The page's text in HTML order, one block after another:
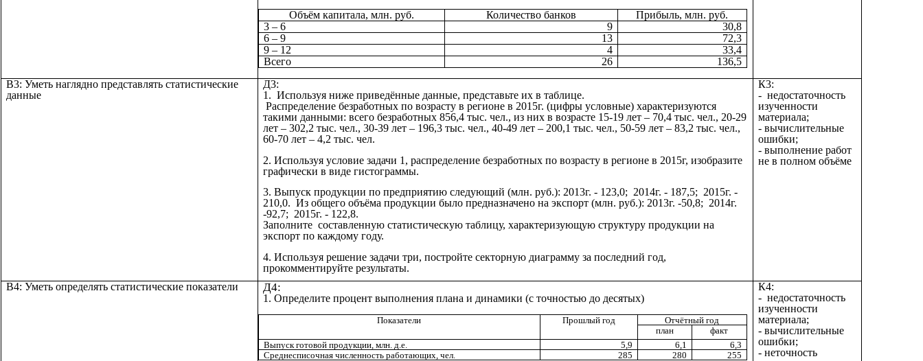
Объём капитала, млн. руб.
Количество банков
Прибыль, млн. руб.
3 – 6
9
30,8
6 – 9
13
72,3
9 – 12
4
33,4
Всего
26 136,5
В3: Уметь наглядно представлять статистические
данные
Д3:
1. Используя ниже приведённые данные, представьте их в таблице.
Распределение безработных по возрасту в регионе в 2015г. (цифры условные) характеризуются
такими данными: всего безработных 856,4 тыс. чел., из них в возрасте 15-19 лет – 70,4 тыс. чел., 20-29
лет – 302,2 тыс. чел., 30-39 лет – 196,3 тыс. чел., 40-49 лет – 200,1 тыс. чел., 50-59 лет – 83,2 тыс. чел.,
60-70 лет – 4,2 тыс. чел.
2. Используя условие задачи 1, распределение безработных по возрасту в регионе в 2015г, изобразите
графически в виде гистограммы.
3. Выпуск продукции по предприятию следующий (млн. руб.): 2013г. - 123,0; 2014г. - 187,5; 2015г. -
210,0. Из общего объёма продукции было предназначено на экспорт (млн. руб.): 2013г. -50,8; 2014г.
-92,7; 2015г. - 122,8.
Заполните составленную статистическую таблицу, характеризующую структуру продукции на
экспорт по каждому году.
4. Используя решение задачи три, постройте секторную диаграмму за последний год,
прокомментируйте результаты.
К3:
- недостаточность
изученности
материала;
- вычислительные
ошибки;
- выполнение работ
не в полном объёме
В4: Уметь определять статистические показатели Д4:
1. Определите процент выполнения плана и динамики (с точностью до десятых)
Показатели Прошлый год
Отчётный год
план
факт
Выпуск готовой продукции, млн. д.е.
5,9 6,1
6,3
Среднесписочная численность работающих, чел.
285 280 255
К4:
- недостаточность
изученности
материала;
- вычислительные
ошибки;
- неточность